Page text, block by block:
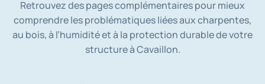
t
u
t
i
Retrouvez des pages complémentaires pour mieux
comprendre les problématiques liées aux charpentes,
au bois, à l’humidité et à la protection durable de votre
structure à Cavaillon.